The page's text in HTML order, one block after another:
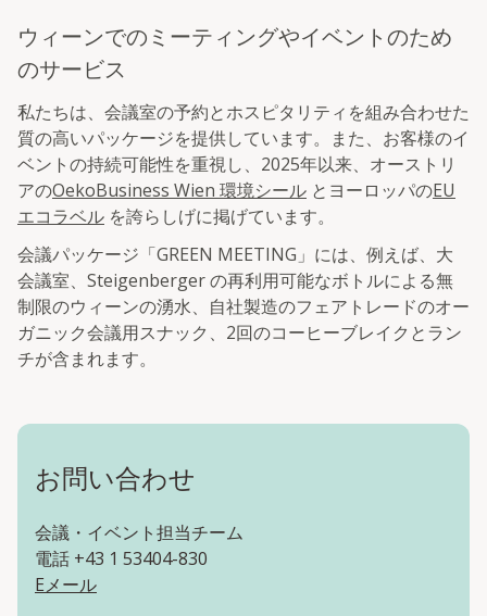
ウィーンでのミーティングやイベントのため
のサービス
私たちは、会議室の予約とホスピタリティを組み合わせた
質の高いパッケージを提供しています。また、お客様のイ
ベントの持続可能性を重視し、2025年以来、オーストリ
アのOekoBusiness Wien 環境シール とヨーロッパのEU
エコラベル を誇らしげに掲げています。
会議パッケージ「GREEN MEETING」には、例えば、大
会議室、Steigenberger の再利用可能なボトルによる無
制限のウィーンの湧水、自社製造のフェアトレードのオー
ガニック会議用スナック、2回のコーヒーブレイクとラン
チが含まれます。
お問い合わせ
会議・イベント担当チーム
電話 +43 1 53404-830
Eメール